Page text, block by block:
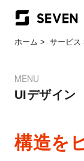
ホーム サービス
MENU
UIデザイン
構造を